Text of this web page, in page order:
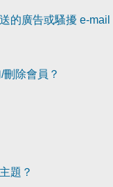
的廣告或騷擾 e-mail
除會員？
題？